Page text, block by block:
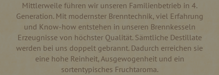
Mittlerweile führen wir unseren Familienbetrieb in 4.
Generation. Mit modernster Brenntechnik, viel Erfahrung
und Know-how entstehen in unseren Brennkesseln
Erzeugnisse von höchster Qualität. Sämtliche Destillate
werden bei uns doppelt gebrannt. Dadurch erreichen sie
eine hohe Reinheit, Ausgewogenheit und ein
sortentypisches Fruchtaroma.